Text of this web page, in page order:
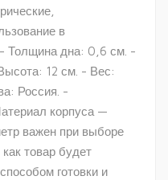
в
Толщина дна: 0,6 см. -
12 см. - Вес:
Россия. -
корпуса —
важен при выборе
товар будет
готовки и